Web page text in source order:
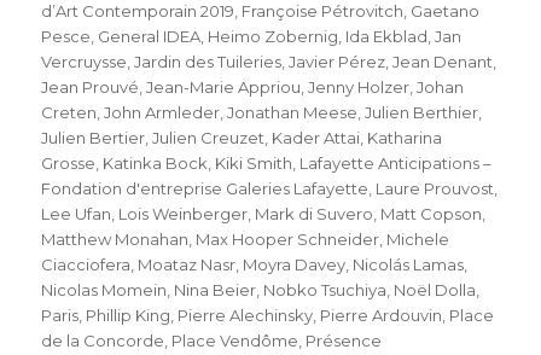
d’Art Contemporain 2019 Françoise Pétrovitch Gaetano
Pesce General IDEA Heimo Zobernig Ida Ekblad ,Jan
Vercruysse ,Jardin des Tuileries ,Javier Pérez ,Jean Denant
Jean Prouvé ,Jean-Marie Appriou ,Jenny Holzer ,Johan
Creten ,John Armleder ,Jonathan Meese ,Julien Berthier
Julien Bertier ,Julien Creuzet Kader Attai Katharina
Grosse Katinka Bock Kiki Smith Lafayette Anticipations –
Fondation d'entreprise Galeries Lafayette Laure Prouvost
Lee Ufan Lois Weinberger Mark di Suvero Matt Copson
Matthew Monahan Max Hooper Schneider Michele
Ciacciofera Moataz Nasr Moyra Davey Nicolás Lamas
Nicolas Momein Nina Beier Nobko Tsuchiya Noël Dolla
Paris Phillip King Pierre Alechinsky Pierre Ardouvin Place
de la Concorde Place Vendôme Présence